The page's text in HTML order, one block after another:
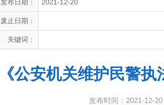
发布日期： 2021-12-20
废止日期：
关键词：
《公安机关维护民警
发布时间：2021-12-